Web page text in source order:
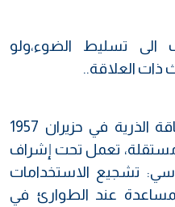
الى تسليط الضوء،ولو
ذات العلاقة..
تأسست الوكالة الدولية للطاقة الذرية في حزيران 1957
تعمل تحت إشراف
تشجيع الاستخدامات
عند الطوارئ في